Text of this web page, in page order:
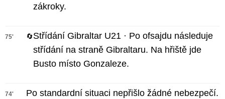
zákroky.
75' 🔄Střídání Gibraltar U21 · Po ofsajdu následuje
střídání na straně Gibraltaru. Na hřiště jde
Busto místo Gonzaleze.
74'
Po standardní situaci nepřišlo žádné nebezpečí.